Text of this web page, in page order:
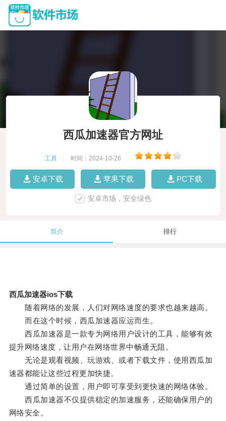
西瓜加速器官方网址
工具 时间：2024-10-26
安卓下载 苹果下载 PC下载
安卓市场，安全绿色
简介 排行
西瓜加速器ios下载
随着网络的发展，人们对网络速度的要求也越来越高。
而在这个时候，西瓜加速器应运而生。
西瓜加速器是一款专为网络用户设计的工具，能够有效
提升网络速度，让用户在网络世界中畅通无阻。
无论是观看视频、玩游戏、或者下载文件，使用西瓜加
速器都能让这些过程更加快捷。
通过简单的设置，用户即可享受到更快速的网络体验。
西瓜加速器不仅提供稳定的加速服务，还能确保用户的
网络安全。